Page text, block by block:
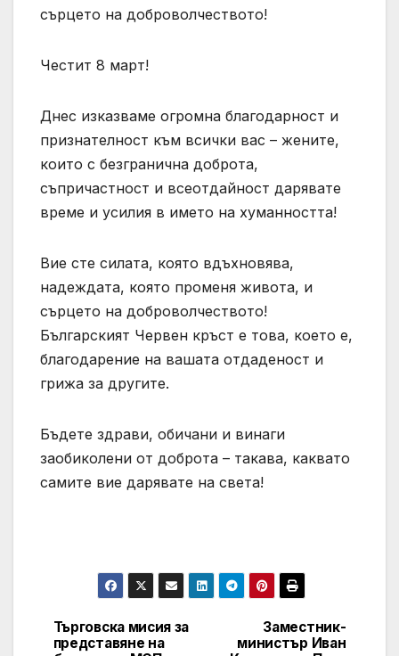
сърцето на доброволчеството!
Честит 8 март!
Днес изказваме огромна благодарност и
признателност към всички вас – жените,
които с безгранична доброта,
съпричастност и всеотдайност дарявате
време и усилия в името на хуманността!
Вие сте силата, която вдъхновява,
надеждата, която променя живота, и
сърцето на доброволчеството!
Българският Червен кръст е това, което е,
благодарение на вашата отдаденост и
грижа за другите.
Бъдете здрави, обичани и винаги
заобиколени от доброта – такава, каквато
самите вие дарявате на света!
Post
Заместник-
министър Иван
Търговска мисия за
представяне на